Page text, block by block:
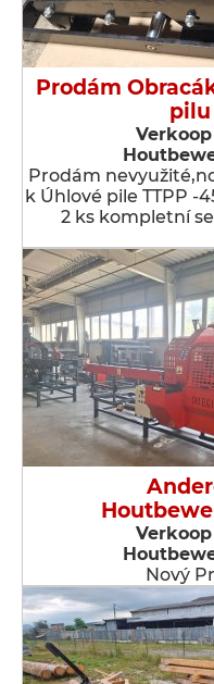
Prodám
pilu
Prodám
k Úhlové pile TTPP -
2 ks kompletní
Nový